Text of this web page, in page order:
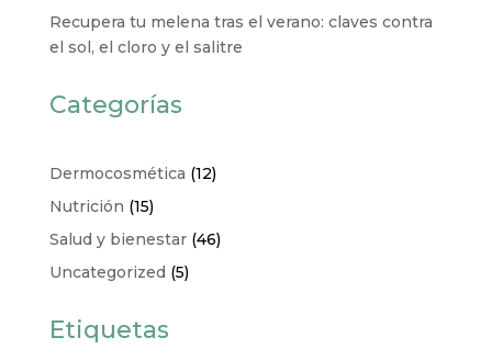
Recupera tu melena tras el verano: claves contra
el sol, el cloro y el salitre
Categorías
Dermocosmética (12)
Nutrición (15)
Salud y bienestar(46)
Uncategorized (5)
Etiquetas